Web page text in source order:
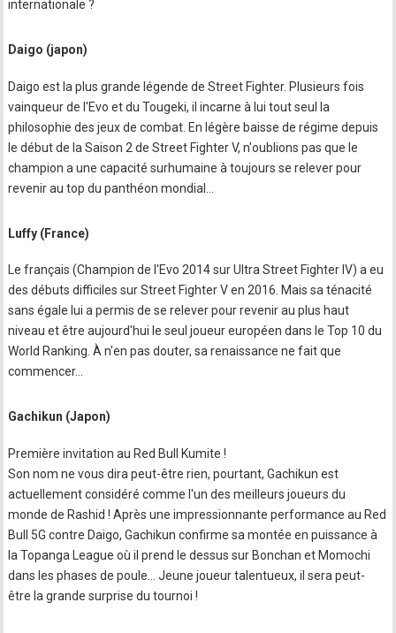
internationale ?
Daigo (japon)
Daigo est la plus grande légende de Street Fighter. Plusieurs fois
vainqueur de l'Evo et du Tougeki, il incarne à lui tout seul la
philosophie des jeux de combat. En légère baisse de régime depuis
le début de la Saison 2 de Street Fighter V, n'oublions pas que le
champion a une capacité surhumaine à toujours se relever pour
revenir au top du panthéon mondial…
Luffy (France)
Le français (Champion de l'Evo 2014 sur Ultra Street Fighter IV) a eu
des débuts difficiles sur Street Fighter V en 2016. Mais sa ténacité
sans égale lui a permis de se relever pour revenir au plus haut
niveau et être aujourd'hui le seul joueur européen dans le Top 10 du
World Ranking. À n'en pas douter, sa renaissance ne fait que
commencer…
Gachikun (Japon)
Première invitation au Red Bull Kumite !
Son nom ne vous dira peut-être rien, pourtant, Gachikun est
actuellement considéré comme l'un des meilleurs joueurs du
monde de Rashid ! Après une impressionnante performance au Red
Bull 5G contre Daigo, Gachikun confirme sa montée en puissance à
la Topanga League où il prend le dessus sur Bonchan et Momochi
dans les phases de poule… Jeune joueur talentueux, il sera peut-
être la grande surprise du tournoi !